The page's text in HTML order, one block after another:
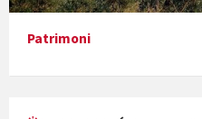
Patrimoni